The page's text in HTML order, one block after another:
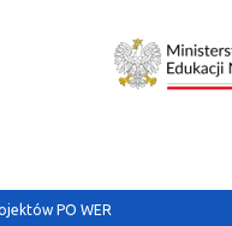
PO WER